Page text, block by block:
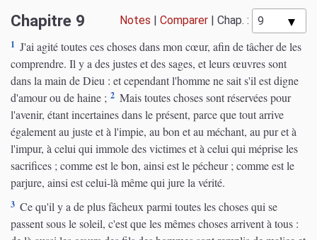
Chapitre 9 Notes Comparer Chap. :
1 J'ai agité toutes ces choses dans mon cœur, afin de tâcher de les
comprendre. Il y a des justes et des sages, et leurs œuvres sont
dans la main de Dieu : et cependant l'homme ne sait s'il est digne
d'amour ou de haine ; 2 Mais toutes choses sont réservées pour
l'avenir, étant incertaines dans le présent, parce que tout arrive
également au juste et à l'impie, au bon et au méchant, au pur et à
l'impur, à celui qui immole des victimes et à celui qui méprise les
sacrifices ; comme est le bon, ainsi est le pécheur ; comme est le
parjure, ainsi est celui-là même qui jure la vérité.
3 Ce qu'il y a de plus fâcheux parmi toutes les choses qui se
passent sous le soleil, c'est que les mêmes choses arrivent à tous :